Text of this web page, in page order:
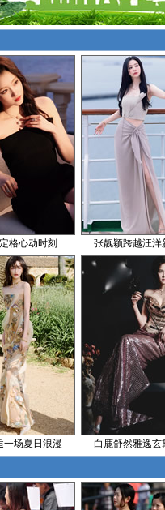
格心动时刻 张靓颖跨越汪洋
一场夏日浪漫 白鹿舒然雅逸玄